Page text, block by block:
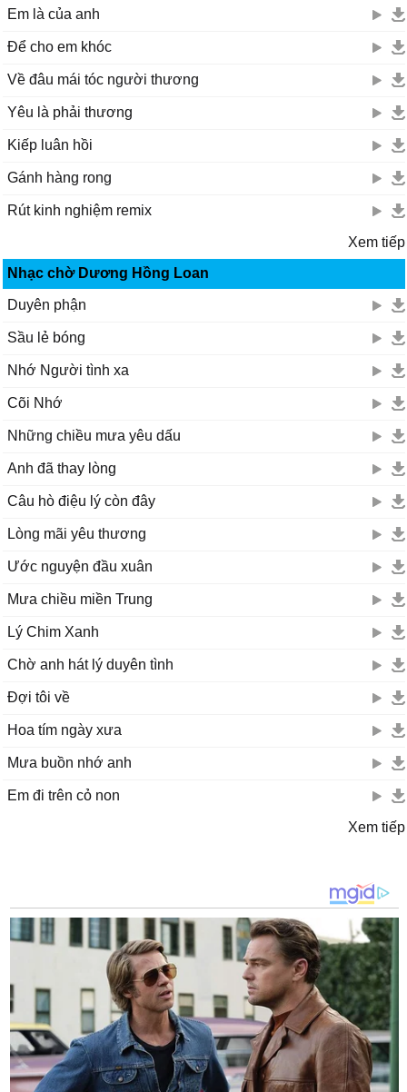
Em là của anh
Để cho em khóc
Về đâu mái tóc người thương
Yêu là phải thương
Kiếp luân hồi
Gánh hàng rong
Rút kinh nghiệm remix
Xem tiếp
Nhạc chờ Dương Hồng Loan
Duyên phận
Sầu lẻ bóng
Nhớ Người tình xa
Cõi Nhớ
Những chiều mưa yêu dấu
Anh đã thay lòng
Câu hò điệu lý còn đây
Lòng mãi yêu thương
Ước nguyện đầu xuân
Mưa chiều miền Trung
Lý Chim Xanh
Chờ anh hát lý duyên tình
Đợi tôi về
Hoa tím ngày xưa
Mưa buồn nhớ anh
Em đi trên cỏ non
Xem tiếp